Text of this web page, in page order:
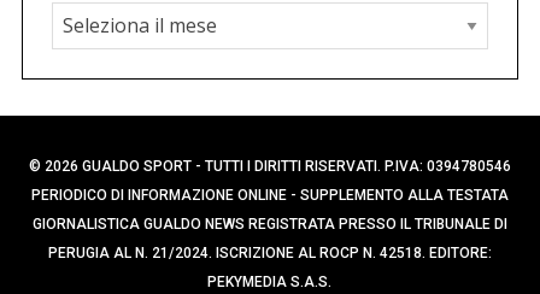
A
r
c
h
i
v
i
© 2026 GUALDO SPORT - TUTTI I DIRITTI RISERVATI. P.IVA: 0394780546
PERIODICO DI INFORMAZIONE ONLINE - SUPPLEMENTO ALLA TESTATA
GIORNALISTICA GUALDO NEWS REGISTRATA PRESSO IL TRIBUNALE DI
PERUGIA AL N. 21/2024. ISCRIZIONE AL ROCP N. 42518. EDITORE:
PEKYMEDIA S.A.S.